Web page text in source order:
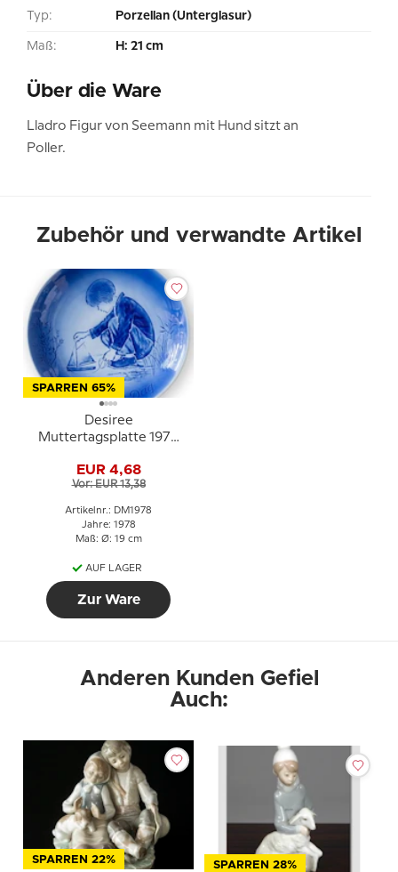
Typ: Porzellan (Unterglasur)
Maß: H: 21 cm
Über die Ware
Lladro Figur von Seemann mit Hund sitzt an
Poller.
Zubehör und verwandte Artikel
SPARREN 65%
Desiree
Muttertagsplatte 1978
EUR 4,68
Vor: EUR 13,38
Artikelnr.: DM1978
Jahre: 1978
Maß: Ø: 19 cm
AUF LAGER
Zur Ware
Anderen Kunden Gefiel
Auch:
SPARREN 22% SPARREN 28%